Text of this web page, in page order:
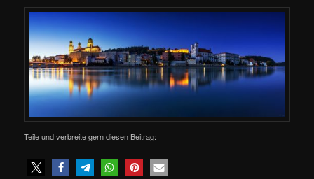
Teile und verbreite gern diesen Beitrag: